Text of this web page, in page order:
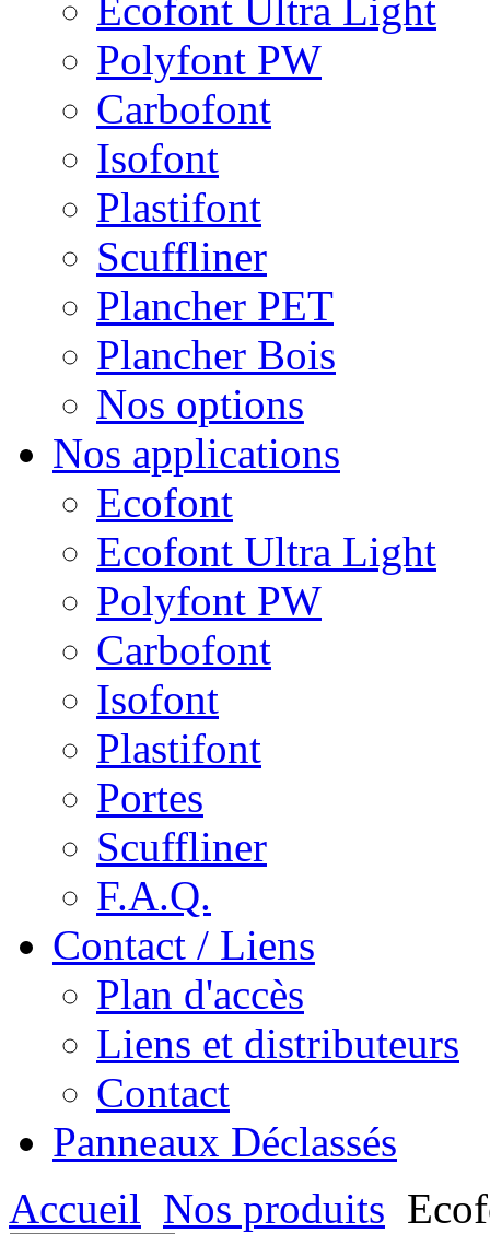
Ecofont Ultra Light
Polyfont PW
Carbofont
Isofont
Plastifont
Scuffliner
Plancher PET
Plancher Bois
Nos options
Nos applications
Ecofont
Ecofont Ultra Light
Polyfont PW
Carbofont
Isofont
Plastifont
Portes
Scuffliner
F.A.Q.
Contact / Liens
Plan d'accès
Liens et distributeurs
Contact
Panneaux Déclassés
Accueil Nos produits